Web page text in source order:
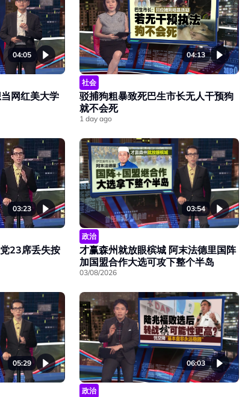
04:05
网红美大学
04:13
社会
驳捕狗粗暴致死巴生市长无人干预狗
就不会死
1 day ago
03:23
23席丢失按
03:54
政治
才赢森州就放眼槟城 阿末法德里国阵
加国盟合作大选可攻下整个半岛
03/08/2026
05:29 06:03
政治